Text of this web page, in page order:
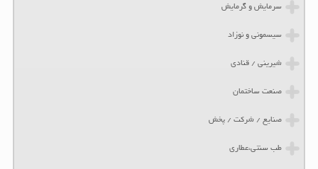
سرمایش و گرمایش
سیسمونی و نوزاد
شیرینی / قنادی
صنعت ساختمان
صنایع / شرکت / پخش
طب سنتی،عطاری